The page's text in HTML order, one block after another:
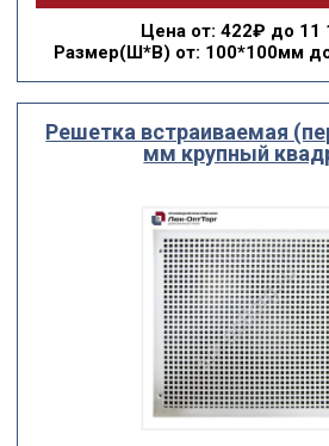
Цена от: 422₽ до 11
Размер(Ш*В) от: 100*100мм
Решетка встраиваемая
мм крупный